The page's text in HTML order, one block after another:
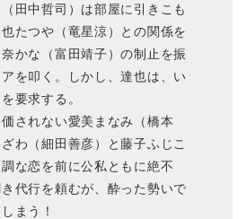
田中哲司）は部屋に引きこも
たつや（竜星涼）との関係を
かな（富田靖子）の制止を振
を叩く。しかし、達也は、い
要求する。
されない愛美まなみ（橋本
わ（細田善彦）と藤子ふじこ
調な恋を前に公私ともに絶不
代行を頼むが、酔った勢いで
まう！